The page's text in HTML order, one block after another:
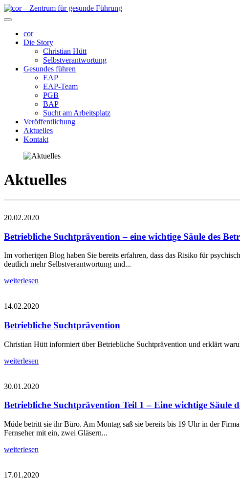
cor
Die Story
Christian Hütt
Selbstverantwortung
Gesundes führen
EAP
EAP-Team
PGB
BAP
Sucht am Arbeitsplatz
Veröffentlichung
Aktuelles
Kontakt
Aktuelles
20.02.2020
Betriebliche Suchtprävention – eine wichtige Säule des
Im vorherigen Blog haben Sie bereits erfahren, dass das Risiko für
deutlich mehr Selbstverantwortung und...
weiterlesen
14.02.2020
Betriebliche Suchtprävention
Christian Hütt informiert über Betriebliche Suchtprävention und erklärt
weiterlesen
30.01.2020
Betriebliche Suchtprävention Teil 1 – Eine wichtige Säule
Müde betritt sie ihr Büro. Am Montag saß sie bereits bis 19 Uhr in der
Fernseher mit ein, zwei Gläsern...
weiterlesen
17.01.2020